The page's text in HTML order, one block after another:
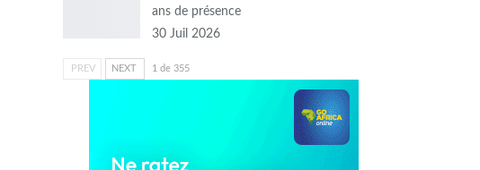
ans de présence
30 Juil 2026
PREV NEXT 1 de 355